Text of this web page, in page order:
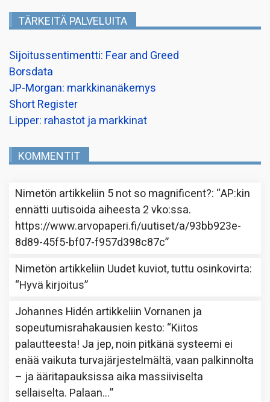
TÄRKEITÄ PALVELUITA
Sijoitussentimentti: Fear and Greed
Borsdata
JP-Morgan: markkinanäkemys
Short Register
Lipper: rahastot ja markkinat
KOMMENTIT
Nimetön artikkeliin 5 not so magnificent?: “AP:kin
ennätti uutisoida aiheesta 2 vko:ssa.
https://www.arvopaperi.fi/uutiset/a/93bb923e-
8d89-45f5-bf07-f957d398c87c”
Nimetön artikkeliin Uudet kuviot, tuttu osinkovirta:
“Hyvä kirjoitus”
Johannes Hidén artikkeliinVornanen ja
sopeutumisrahakausien kesto: “Kiitos
palautteesta! Ja jep, noin pitkänä systeemi ei
enää vaikuta turvajärjestelmältä, vaan palkinnolta
– ja ääritapauksissa aika massiiviselta
sellaiselta. Palaan…”